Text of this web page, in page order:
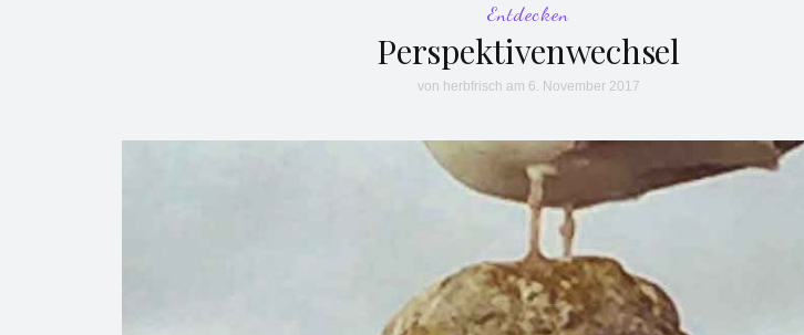
Entdecken
Perspektivenwechsel
von herbfrisch am 6. November 2017